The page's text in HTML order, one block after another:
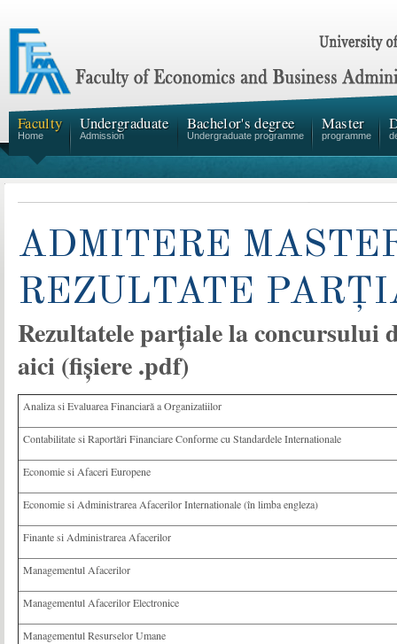
Faculty
Home
Undergraduate
Admission
Bachelor's degree
Undergraduate programme
Master
programme
ADMITERE
REZULTATE
Rezultatele parțiale la concursului
aici (fișiere .pdf)
Analiza si Evaluarea Financiară a Organizatiilor
Contabilitate si Raportări Financiare Conforme cu Standardele Internationale
Economie si Afaceri Europene
Economie si Administrarea Afacerilor Internationale (în limba engleza)
Finante si Administrarea Afacerilor
Managementul Afacerilor
Managementul Afacerilor Electronice
Managementul Resurselor Umane